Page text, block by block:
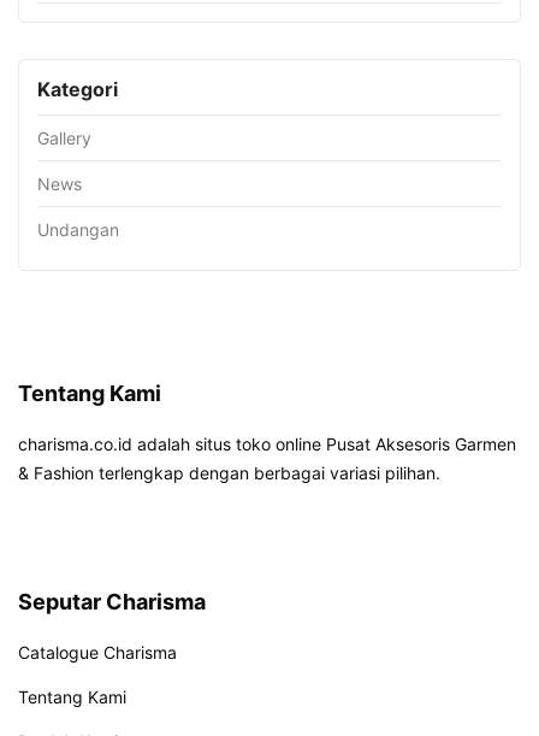
Kategori
Gallery
News
Undangan
Tentang Kami
charisma.co.id adalah situs toko online Pusat Aksesoris Garmen
& Fashion terlengkap dengan berbagai variasi pilihan.
Seputar Charisma
Catalogue Charisma
Tentang Kami